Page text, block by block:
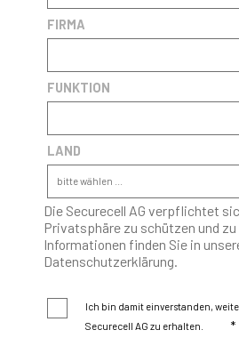
FIRMA
FUNKTION
LAND
Die Securecell AG verpflichtet
Privatsphäre zu schützen und
Informationen finden Sie in
Datenschutzerklärung.
Ich bin damit einverstanden,
Securecell AG zu erhalten.
*